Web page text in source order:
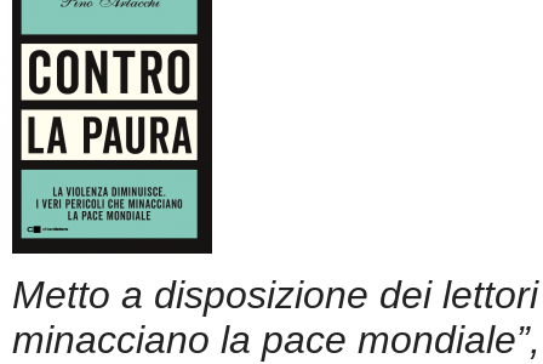
Metto a disposizione dei
minacciano la pace